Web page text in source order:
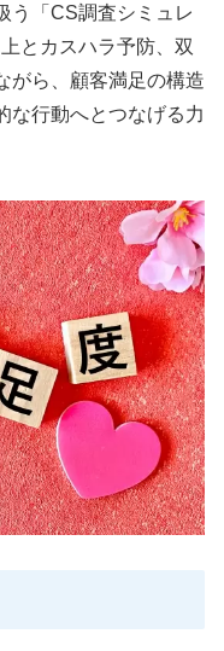
う「CS調査シミュレ
とカスハラ予防、双
がら、顧客満足の構造
な行動へとつなげる力